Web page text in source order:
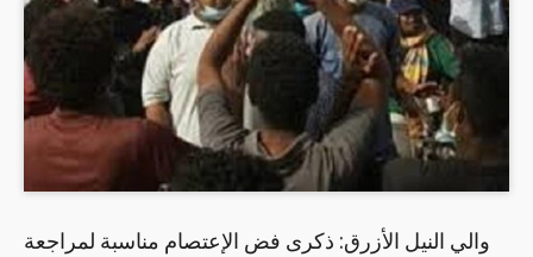
والي النيل الأزرق: ذكرى فض الإعتصام مناسبة لمراجعة